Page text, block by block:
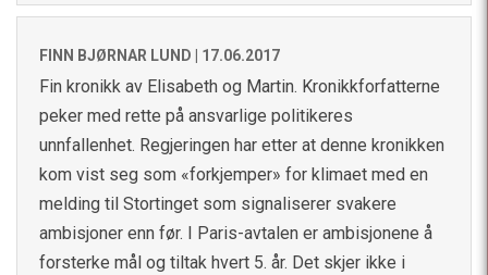
FINN BJØRNAR LUND | 17.06.2017
Fin kronikk av Elisabeth og Martin. Kronikkforfatterne
peker med rette på ansvarlige politikeres
unnfallenhet. Regjeringen har etter at denne kronikken
kom vist seg som «forkjemper» for klimaet med en
melding til Stortinget som signaliserer svakere
ambisjoner enn før. I Paris-avtalen er ambisjonene å
forsterke mål og tiltak hvert 5. år. Det skjer ikke i